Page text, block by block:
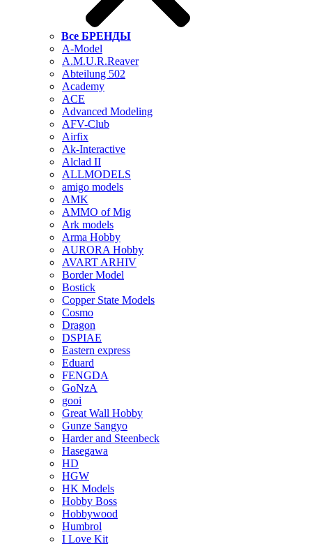
Все БРЕНДЫ
A-Model
A.M.U.R.Reaver
Abteilung 502
Academy
ACE
Advanced Modeling
AFV-Club
Airfix
Ak-Interactive
Alclad II
ALLMODELS
amigo models
AMK
AMMO of Mig
Ark models
Arma Hobby
AURORA Hobby
AVART ARHIV
Border Model
Bostick
Copper State Models
Cosmo
Dragon
DSPIAE
Eastern express
Eduard
FENGDA
GoNzA
gooi
Great Wall Hobby
Gunze Sangyo
Harder and Steenbeck
Hasegawa
HD
HGW
HK Models
Hobby Boss
Hobbywood
Humbrol
I Love Kit